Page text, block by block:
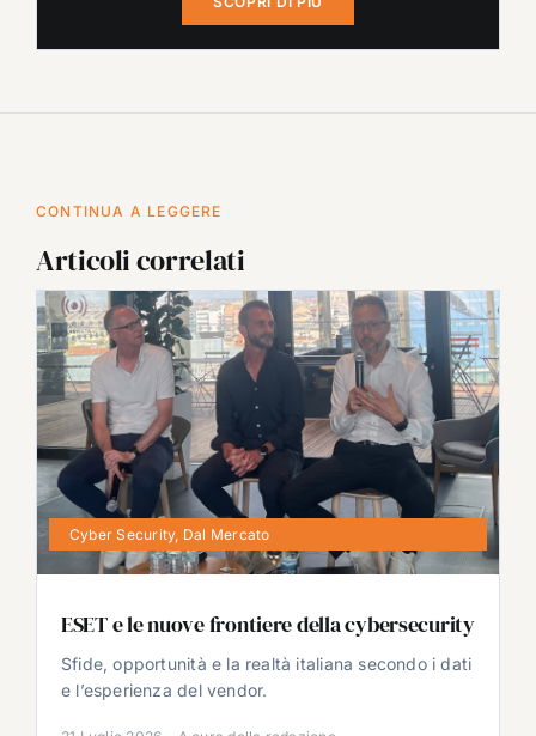
CONTINUA A LEGGERE
Articoli correlati
Cyber Security, Dal Mercato
ESET e le nuove frontiere della cybersecurity
Sfide, opportunità e la realtà italiana secondo i dati
e l’esperienza del vendor.